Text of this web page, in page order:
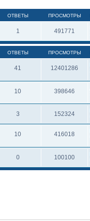
ОТВЕТЫ ПРОСМОТРЫ
1 491771
ОТВЕТЫ ПРОСМОТРЫ
41 12401286
10 398646
3 152324
10 416018
0 100100